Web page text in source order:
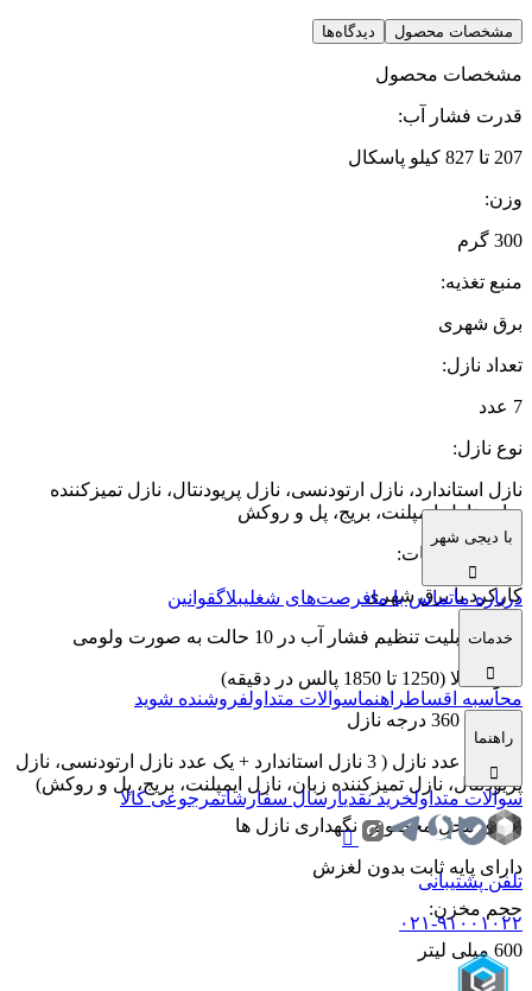
مشخصات محصول دیدگاه‌ها
مشخصات محصول
قدرت فشار آب:
207 تا 827 کیلو پاسکال
وزن:
300 گرم
منبع تغذیه:
برق شهری
تعداد نازل:
7 عدد
نوع نازل:
نازل استاندارد، نازل ارتودنسی، نازل پریودنتال، نازل تمیزکننده
زبان، نازل ایمپلنت، بریج، پل و روکش
سایر مشخصات:
کارکرد با برق شهری
دارای قابلیت تنظیم فشار آب در 10 حالت به صورت ولومی
قدرت بالا (1250 تا 1850 پالس در دقیقه)
چرخش 360 درجه نازل
دارای 7 عدد نازل ( 3 نازل استاندارد + یک عدد نازل ارتودنسی، نازل
پریودنتال، نازل تمیزکننده زبان، نازل ایمپلنت، بریج، پل و روکش)
دارای محل مخصوص نگهداری نازل ها
دارای پایه ثابت بدون لغزش
حجم مخزن:
600 میلی لیتر
با دیجی شهر
درباره ماتماس با مافرصت‌های شغلیبلاگقوانین
خدمات
محاسبه اقساطراهنماسوالات متداولفروشنده شوید
راهنما
سوالات متداولخرید نقدیارسال سفارشاتمرجوعی کالا
تلفن پشتیبانی
۰۲۱-۹۱۰۰۱۰۲۲